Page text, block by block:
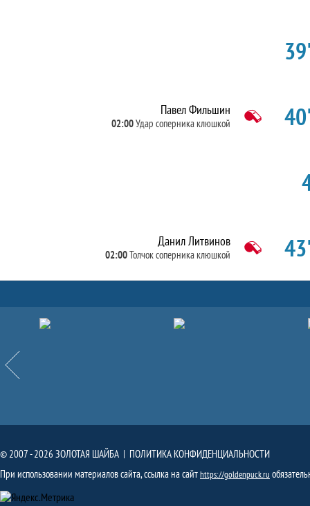
Павел Фильшин
02:00Удар соперника клюшкой
Данил Литвинов
02:00Толчок соперника клюшкой
Назад
Партнёры
© 2007 - 2026 ЗОЛОТАЯ ШАЙБА | ПОЛИТИКА КОНФИДЕНЦИАЛЬНОСТИ
При использовании материалов сайта, ссылка на сайтhttps://goldenpuck.ru